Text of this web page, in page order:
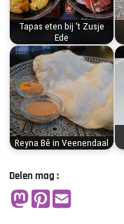
Tapas eten bij 't Zusje
Ede
Reyna Bê in Veenendaal
Delen mag :